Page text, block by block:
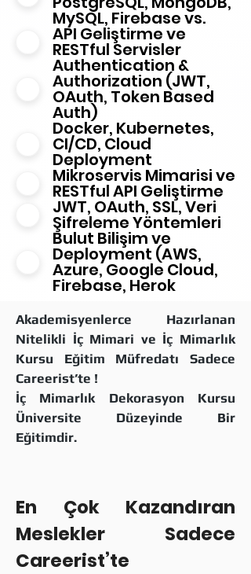
eğitimin kalitesine değil, sizin
çabanıza da bağlıdır!
Backend Bootcamp, bütün
kapıları açmanız için size
anahtarı sunar, şimdi sıra
sizde!
Bu sertifika, iş dünyasında bir
kapıyı açan anahtardır,
ancak sizi işe yerleştirecek
olan şey, edindiğiniz bilgi ve
bu bilgiyi nasıl
uyguladığınızdır. Backend
Bootcamp, sizi yalnızca
eğitmekle kalmaz, aynı
zamanda iş hayatına güçlü
bir adım atmanız için
ihtiyacınız olan tüm desteği
sağlar!
nedeniyle, erken başvurunun
avantajlarını kaçırmamak
için şimdiden harekete
geçmelisiniz! Siz de yazılım
dünyasında kendinize
sağlam bir yer edinmek
istiyorsanız, Backend
Bootcamp tam size göre!
MySQL, Firebase vs.
API Geliştirme ve
RESTful Servisler
Authentication &
Authorization (JWT,
OAuth, Token Based
Auth)
Docker, Kubernetes,
CI/CD, Cloud
Deployment
Mikroservis Mimarisi ve
RESTful API Geliştirme
JWT, OAuth, SSL, Veri
Şifreleme Yöntemleri
Bulut Bilişim ve
Deployment (AWS,
Azure, Google Cloud,
Firebase, Herok
Akademisyenlerce Hazırlanan
Nitelikli İç Mimari ve İç Mimarlık
Kursu Eğitim Müfredatı Sadece
Careerist’te !
İç Mimarlık Dekorasyon Kursu
Üniversite Düzeyinde Bir
Eğitimdir.
En Çok Kazandıran
Meslekler Sadece
Careerist’te